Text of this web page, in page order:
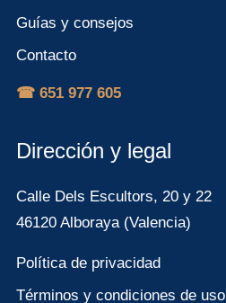
Guías y consejos
Contacto
☎ 651 977 605
Dirección y legal
Calle Dels Escultors, 20 y 22
46120 Alboraya (Valencia)
Política de privacidad
Términos y condiciones de uso